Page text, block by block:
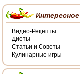
Интересное
Видео-Рецепты
Диеты
Статьи и Советы
Кулинарные игры